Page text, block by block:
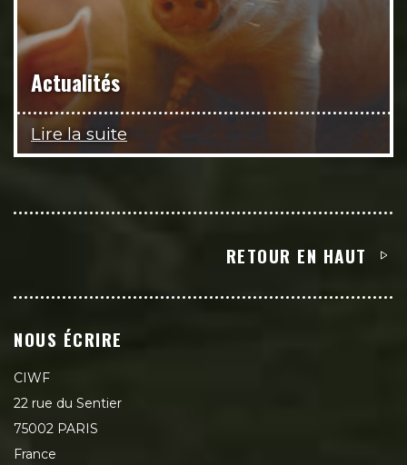
Actualités
Lire la suite
RETOUR EN HAUT
NOUS ÉCRIRE
CIWF
22 rue du Sentier
75002 PARIS
France